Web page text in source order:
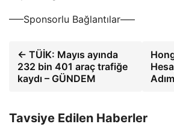
—–Sponsorlu Bağlantılar—–
← TÜİK: Mayıs ayında
232 bin 401 araç trafiğe
kaydı – GÜNDEM
Tavsiye Edilen Haberler